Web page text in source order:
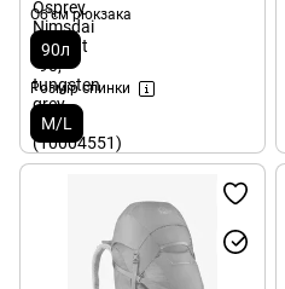
Об'єм рюкзака
90л
Розмір спинки
M/L